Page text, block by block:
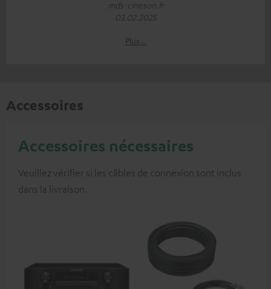
mds-cineson.fr
03.02.2025
Plus…
Accessoires
Accessoires nécessaires
Veuillez vérifier si les câbles de connexion sont inclus
dans la livraison.